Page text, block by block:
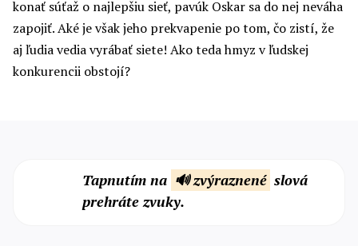
konať súťaž o najlepšiu sieť, pavúk Oskar sa do nej neváha
zapojiť. Aké je však jeho prekvapenie po tom, čo zistí, že
aj ľudia vedia vyrábať siete! Ako teda hmyz v ľudskej
konkurencii obstojí?
Tapnutím na 🔊 zvýraznené slová
prehráte zvuky.